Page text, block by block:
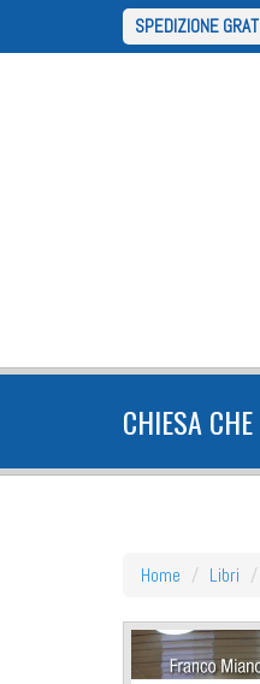
SPEDIZIONE
CHIESA
Home Libri